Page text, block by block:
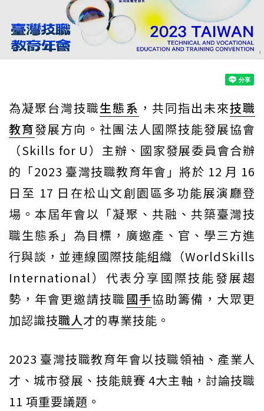
為凝聚台灣技職生態系 ，共同指出未來技職
教育發展方向。社團法人國際技能發展協會
（Skills for U）主辦、國家發展委員會合辦
的「2023 臺灣技職教育年會」將於 12 月 16
日至 17 日在松山文創園區多功能展演廳登
場。本屆年會以「凝聚、共融、共築臺灣技
職生態系」為目標，廣邀產、官、學三方進
行與談，並連線國際技能組織（WorldSkills
International）代表分享國際技能發展趨
勢，年會更邀請技職國手協助籌備，大眾更
加認識技職人才的專業技能。
2023 臺灣技職教育年會以技職領袖、產業人
才、城市發展、技能競賽 4大主軸，討論技職
11 項重要議題。